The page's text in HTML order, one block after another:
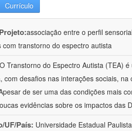
Currículo
associação entre o perfil
com transtorno do espectro autista
O Transtorno do Espectro Autista (TEA)
com desafios nas interações sociais,
de ser uma das condições mais
evidências sobre os impactos das
UF/País: Universidade Estadual